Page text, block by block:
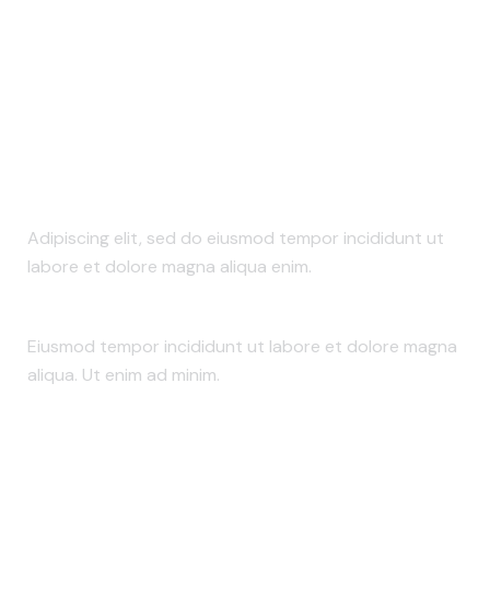
Adipiscing elit, sed do eiusmod tempor incididunt ut
labore et dolore magna aliqua enim.
Eiusmod tempor incididunt ut labore et dolore magna
aliqua. Ut enim ad minim.